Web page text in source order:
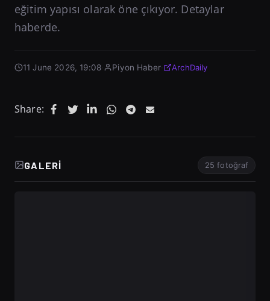
eğitim yapısı olarak öne çıkıyor. Detaylar
haberde.
11 June 2026, 19:08 Piyon Haber· ArchDaily
Share:
GALERI 25 fotoğraf